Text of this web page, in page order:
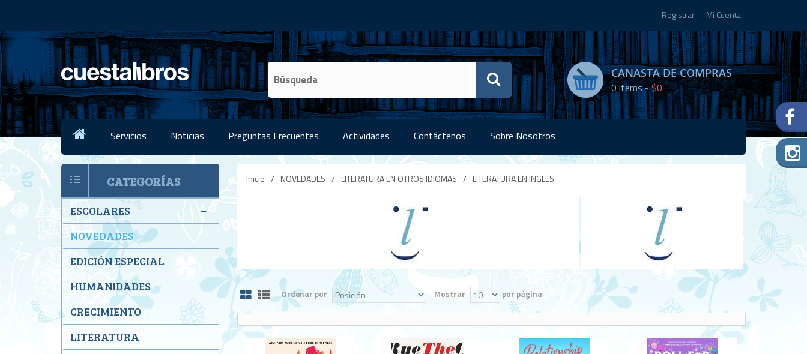
Registrar Mi Cuenta
CANASTA DE COMPRAS
0items -$0
Servicios Noticias Preguntas Frecuentes Actividades Contáctenos Sobre Nosotros
Inicio / NOVEDADES / LITERATURA EN OTROS IDIOMAS / LITERATURA EN INGLES
Ordenar por Mostrar por página
CATEGORÍAS
ESCOLARES
NOVEDADES
EDICIÓN ESPECIAL
HUMANIDADES
CRECIMIENTO
LITERATURA